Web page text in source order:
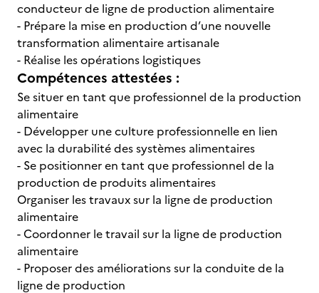
conducteur de ligne de production alimentaire
- Prépare la mise en production d’une nouvelle
transformation alimentaire artisanale
- Réalise les opérations logistiques
Compétences attestées :
Se situer en tant que professionnel de la production
alimentaire
- Développer une culture professionnelle en lien
avec la durabilité des systèmes alimentaires
- Se positionner en tant que professionnel de la
production de produits alimentaires
Organiser les travaux sur la ligne de production
alimentaire
- Coordonner le travail sur la ligne de production
alimentaire
- Proposer des améliorations sur la conduite de la
ligne de production